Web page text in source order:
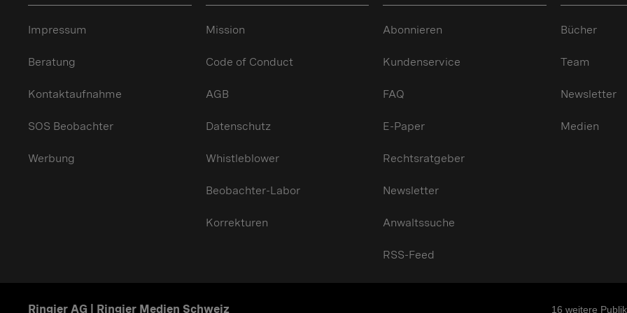
Impressum
Beratung
Kontaktaufnahme
SOS Beobachter
Werbung
Mission
Code of Conduct
AGB
Datenschutz
Whistleblower
Beobachter-Labor
Korrekturen
Abonnieren
Kundenservice
FAQ
E-Paper
Rechtsratgeber
Newsletter
Anwaltssuche
RSS-Feed
Bücher
Team
Newsletter
Medien
Ringier AG | Ringier Medien Schweiz 16 weitere